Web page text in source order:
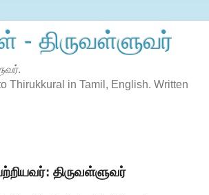
- திருவள்ளுவர்
.
Thirukkural in Tamil, English. Written
திருவள்ளுவர்